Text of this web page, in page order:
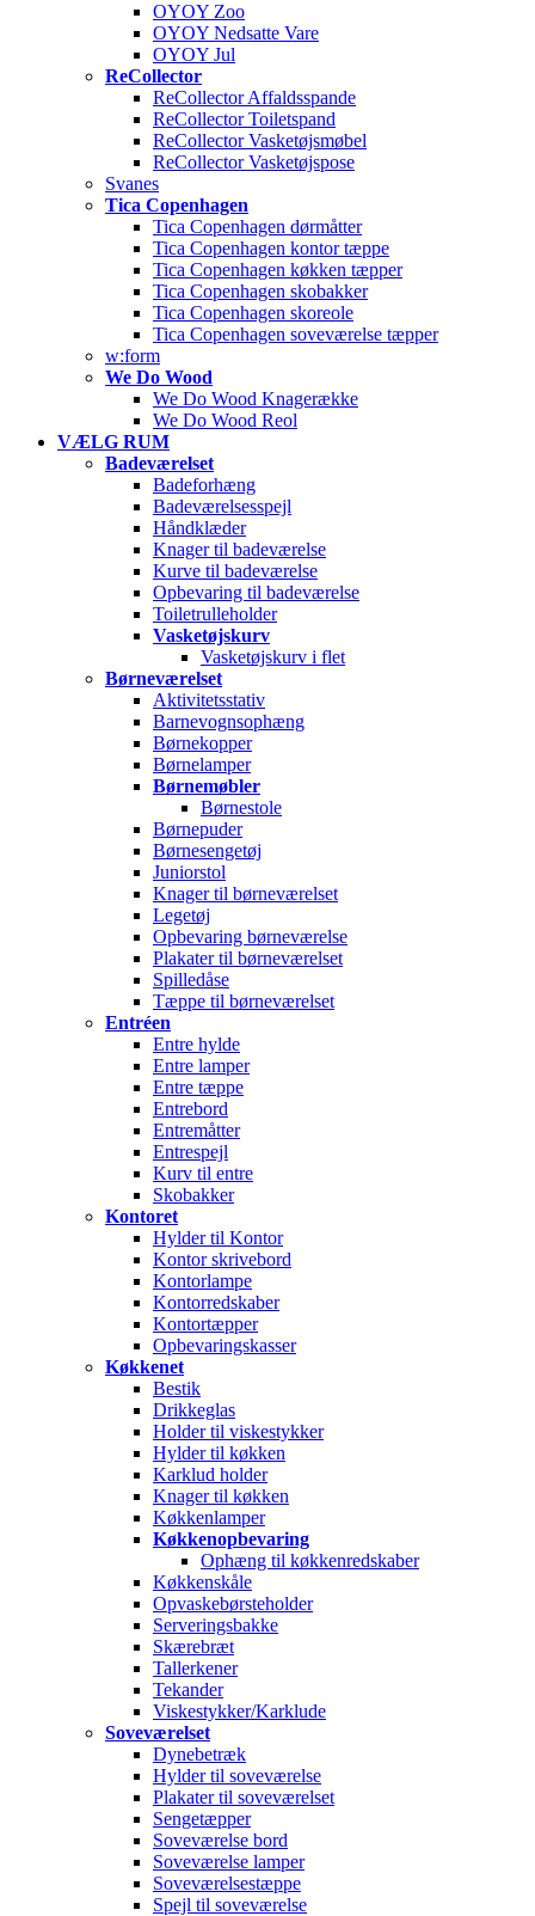
OYOY Zoo
OYOY Nedsatte Vare
OYOY Jul
ReCollector
ReCollector Affaldsspande
ReCollector Toiletspand
ReCollector Vasketøjsmøbel
ReCollector Vasketøjspose
Svanes
Tica Copenhagen
Tica Copenhagen dørmåtter
Tica Copenhagen kontor tæppe
Tica Copenhagen køkken tæpper
Tica Copenhagen skobakker
Tica Copenhagen skoreole
Tica Copenhagen soveværelse tæpper
w:form
We Do Wood
We Do Wood Knagerække
We Do Wood Reol
VÆLG RUM
Badeværelset
Badeforhæng
Badeværelsesspejl
Håndklæder
Knager til badeværelse
Kurve til badeværelse
Opbevaring til badeværelse
Toiletrulleholder
Vasketøjskurv
Vasketøjskurv i flet
Børneværelset
Aktivitetsstativ
Barnevognsophæng
Børnekopper
Børnelamper
Børnemøbler
Børnestole
Børnepuder
Børnesengetøj
Juniorstol
Knager til børneværelset
Legetøj
Opbevaring børneværelse
Plakater til børneværelset
Spilledåse
Tæppe til børneværelset
Entréen
Entre hylde
Entre lamper
Entre tæppe
Entrebord
Entremåtter
Entrespejl
Kurv til entre
Skobakker
Kontoret
Hylder til Kontor
Kontor skrivebord
Kontorlampe
Kontorredskaber
Kontortæpper
Opbevaringskasser
Køkkenet
Bestik
Drikkeglas
Holder til viskestykker
Hylder til køkken
Karklud holder
Knager til køkken
Køkkenlamper
Køkkenopbevaring
Ophæng til køkkenredskaber
Køkkenskåle
Opvaskebørsteholder
Serveringsbakke
Skærebræt
Tallerkener
Tekander
Viskestykker/Karklude
Soveværelset
Dynebetræk
Hylder til soveværelse
Plakater til soveværelset
Sengetæpper
Soveværelse bord
Soveværelse lamper
Soveværelsestæppe
Spejl til soveværelse